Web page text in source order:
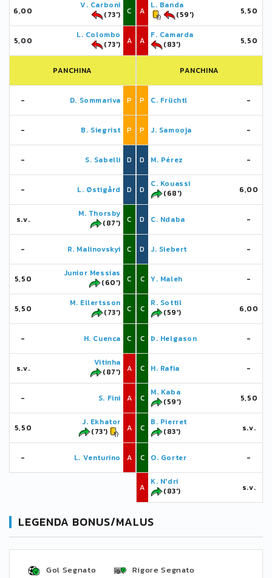
6,00
V. Carboni
(73')
C
5,00
L. Colombo
(73')
A
PANCHINA
- D. Sommariva P
- B. Siegrist P
- S. Sabelli D
- L. Østigård D
s.v.
M. Thorsby
(87')
C
- R. Malinovskyi C
5,50
Junior Messias
(60')
C
5,50
M. Ellertsson
(73')
C
- H. Cuenca C
s.v.
Vitinha
(87')
A
- S. Fini A
5,50
J. Ekhator
(73')
A
- L. Venturino A
A
L. Banda
(59')
5,50
A
F. Camarda
(83')
5,50
PANCHINA
P C. Früchtl -
P J. Samooja -
D M. Pérez -
D
C. Kouassi
(68')
6,00
D C. Ndaba -
D J. Siebert -
C Y. Maleh -
C
R. Sottil
(59')
6,00
C Þ. Helgason -
C H. Rafia -
C
M. Kaba
(59')
5,50
C
B. Pierret
(83')
s.v.
C O. Gorter -
A
K. N'dri
(83')
s.v.
LEGENDA BONUS/MALUS
Gol Segnato
Rigore Segnato